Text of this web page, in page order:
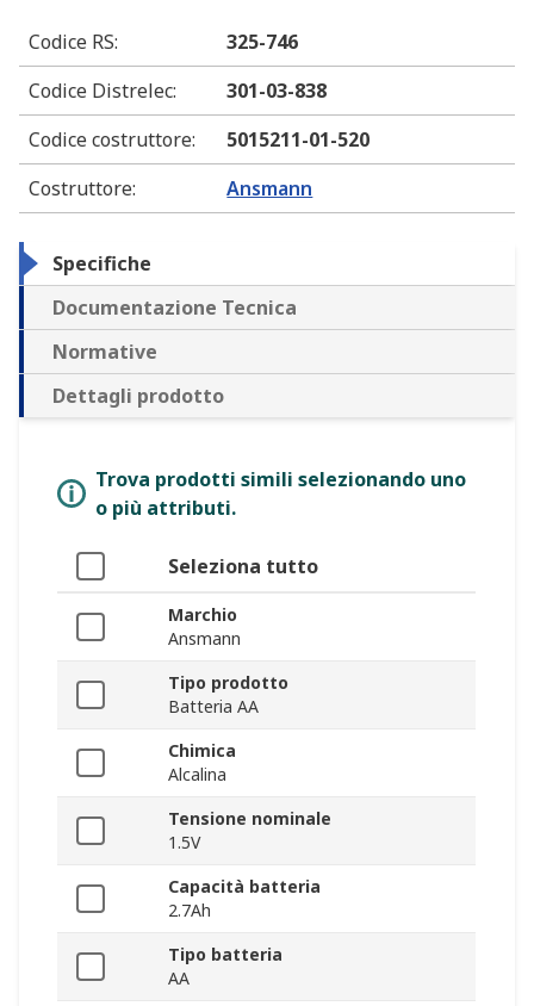
Codice RS:
325-746
Codice Distrelec:
301-03-838
Codice costruttore:
5015211-01-520
Costruttore: Ansmann
Specifiche
Documentazione Tecnica
Normative
Dettagli prodotto
Trova prodotti simili selezionando uno
o più attributi.
Seleziona tutto
Marchio
Ansmann
Tipo prodotto
Batteria AA
Chimica
Alcalina
Tensione nominale
1.5V
Capacità batteria
2.7Ah
Tipo batteria
AA